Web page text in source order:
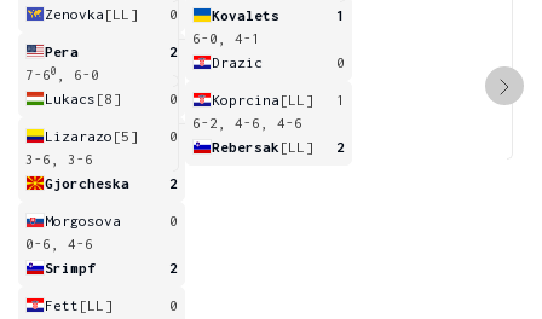
Zenovka [LL] 0
Pera
2
7-60
, 6-0
Lukacs [8] 0
Lizarazo [5]
0
3-6, 3-6
Gjorcheska
2
Morgosova
0
0-6, 4-6
Srimpf
2
Fett [LL]
0
Kovalets
1
6-0, 4-1
Drazic
0
Koprcina [LL]
1
6-2, 4-6, 4-6
Rebersak [LL] 2